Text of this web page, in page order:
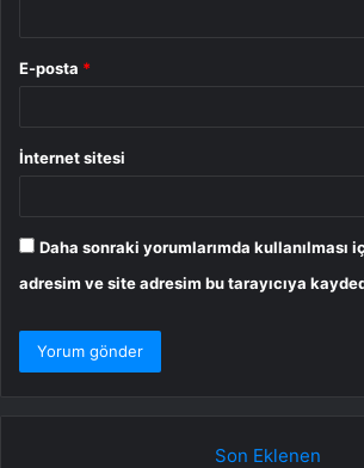
E-posta *
İnternet sitesi
Daha sonraki yorumlarımda kullanılması
adresim ve site adresim bu tarayıcıya
Son Eklenen